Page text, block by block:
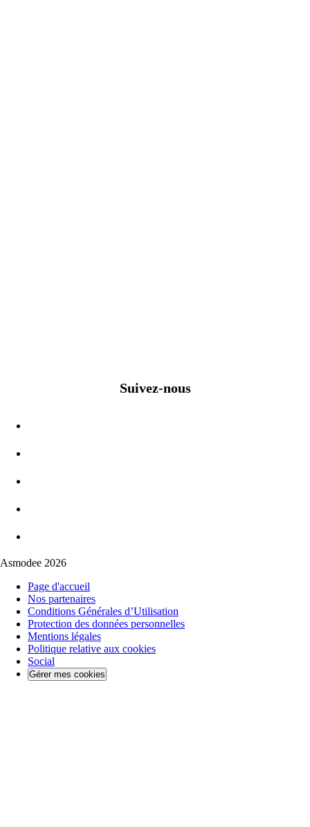
Suivez-nous
Asmodee 2026
Page d'accueil
Nos partenaires
Conditions Générales d’Utilisation
Protection des données personnelles
Mentions légales
Politique relative aux cookies
Social
Gérer mes cookies